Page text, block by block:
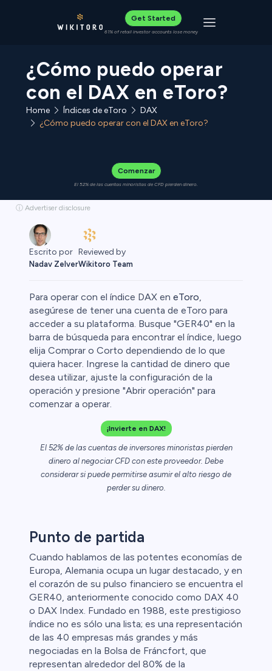
Get Started
61% of retail investor accounts lose money Toggle
¿Cómo puedo operar
con el DAX en eToro?
Home Índices de eToro
DAX
¿Cómo puedo operar con el DAX en eToro?
Comenzar
El 52% de las cuentas minoristas de CFD pierden dinero.
ⓘ Advertiser disclosure
Escrito por
Nadav Zelver
Reviewed by
Wikitoro Team
Para operar con el índice DAX en eToro,
asegúrese de tener una cuenta de eToro para
acceder a su plataforma. Busque "GER40" en la
barra de búsqueda para encontrar el índice, luego
elija Comprar o Corto dependiendo de lo que
quiera hacer. Ingrese la cantidad de dinero que
desea utilizar, ajuste la configuración de la
operación y presione "Abrir operación" para
comenzar a operar.
¡Invierte en DAX!
El 52% de las cuentas de inversores minoristas pierden
dinero al negociar CFD con este proveedor. Debe
considerar si puede permitirse asumir el alto riesgo de
perder su dinero.
Punto de partida
Cuando hablamos de las potentes economías de
Europa, Alemania ocupa un lugar destacado, y en
el corazón de su pulso financiero se encuentra el
GER40, anteriormente conocido como DAX 40
o DAX Index. Fundado en 1988, este prestigioso
índice no es sólo una lista; es una representación
de las 40 empresas más grandes y más
negociadas en la Bolsa de Fráncfort, que
representan alrededor del 80% de la